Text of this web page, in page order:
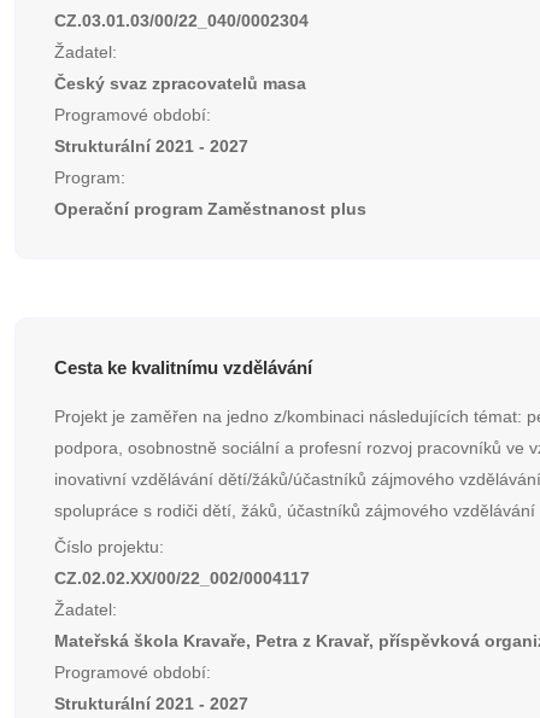
CZ.03.01.03/00/22_040/0002304
Žadatel:
Český svaz zpracovatelů masa
Programové období:
Strukturální 2021 - 2027
Program:
Operační program Zaměstnanost plus
Cesta ke kvalitnímu vzdělávání
Projekt je zaměřen na jedno z/kombinaci následujících témat:
podpora, osobnostně sociální a profesní rozvoj pracovníků ve
inovativní vzdělávání dětí/žáků/účastníků zájmového
spolupráce s rodiči dětí, žáků, účastníků zájmového
Číslo projektu:
CZ.02.02.XX/00/22_002/0004117
Žadatel:
Mateřská škola Kravaře, Petra z Kravař, příspěvková
Programové období:
Strukturální 2021 - 2027